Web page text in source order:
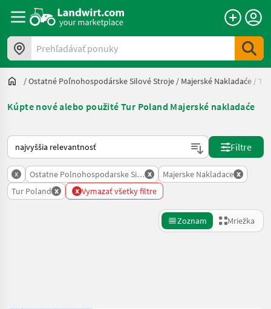
Prehľadávať ponuky
/Ostatné Poľnohospodárske Silové Stroje / Majerské Nakladaće /
Kúpte nové alebo použité Tur Poland Majerské nakladaće
Takto sa vykonáva triedenie na Landwirt.com
Filtre
x Ostatne Polnohospodarske Silove Stroje
x Majerske Nakladace x
Tur Poland x x Vymazať všetky filtre
Zoznam Mriežka